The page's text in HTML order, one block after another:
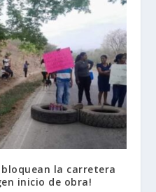
la carretera
inicio de obra!